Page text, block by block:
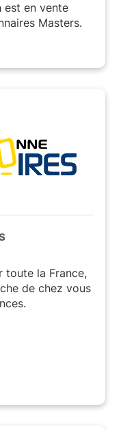
est en vente
Masters.
toute la France,
de chez vous